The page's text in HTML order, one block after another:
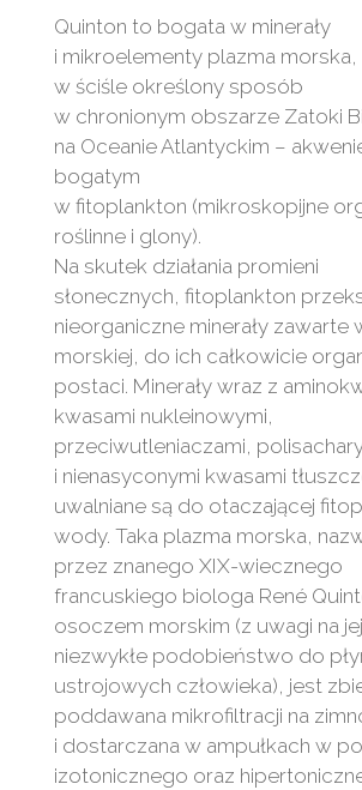
Quinton to bogata w minerały
i mikroelementy plazma morska,
w ściśle określony sposób
w chronionym obszarze Zatoki
na Oceanie Atlantyckim –
bogatym
w fitoplankton (mikroskopijne
roślinne i glony).
Na skutek działania promieni
słonecznych, fitoplankton
nieorganiczne minerały zawarte
morskiej, do ich całkowicie
postaci. Minerały wraz z
kwasami nukleinowymi,
przeciwutleniaczami,
i nienasyconymi kwasami
uwalniane są do otaczającej
wody. Taka plazma morska,
przez znanego XIX-wiecznego
francuskiego biologa René
osoczem morskim (z uwagi na jej
niezwykłe podobieństwo do
ustrojowych człowieka), jest
poddawana mikrofiltracji na
i dostarczana w ampułkach w
izotonicznego oraz